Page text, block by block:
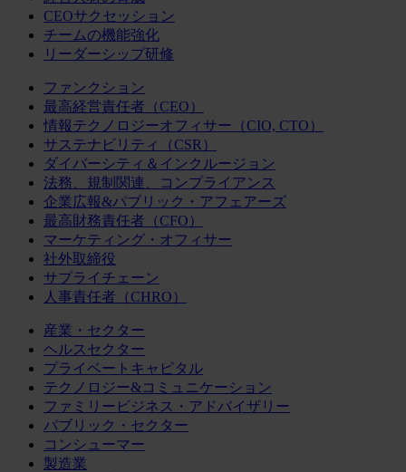
CEOサクセッション
チームの機能強化
リーダーシップ研修
ファンクション
最高経営責任者（CEO）
情報テクノロジーオフィサー（CIO, CTO）
サステナビリティ（CSR）
ダイバーシティ＆インクルージョン
法務、規制関連、コンプライアンス
企業広報&パブリック・アフェアーズ
最高財務責任者（CFO）
マーケティング・オフィサー
社外取締役
サプライチェーン
人事責任者（CHRO）
産業・セクター
ヘルスセクター
プライベートキャピタル
テクノロジー&コミュニケーション
ファミリービジネス・アドバイザリー
パブリック・セクター
コンシューマー
製造業